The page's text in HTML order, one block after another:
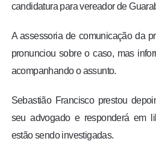
candidatura para vereador de
A assessoria de comunicação da
pronunciou sobre o caso, mas
acompanhando o assunto.
Sebastião Francisco prestou
seu advogado e responderá em
estão sendo investigadas.